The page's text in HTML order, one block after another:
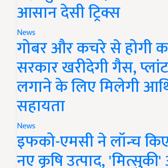
आसान देसी ट्रिक्स
News
गोबर और कचरे से होगी
सरकार खरीदेगी गैस, प्लांट
लगाने के लिए मिलेगी
सहायता
News
इफको-एमसी ने लॉन्च
नए कृषि उत्पाद,